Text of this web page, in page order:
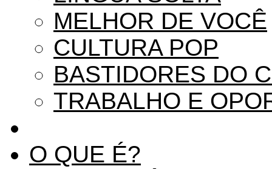
MELHOR DE VOCÊ
CULTURA POP
BASTIDORES DO
TRABALHO E
O QUE É?